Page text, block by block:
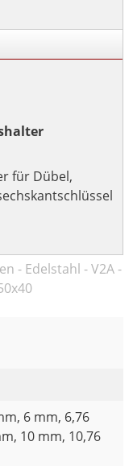
für Dübel,
- Edelstahl - V2A -
6 mm, 6,76
10 mm, 10,76